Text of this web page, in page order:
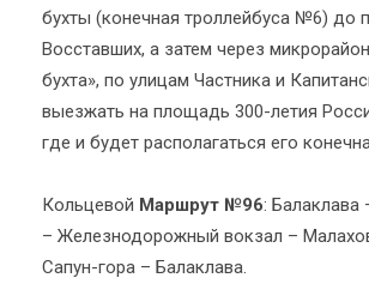
бухты (конечная троллейбуса №6) до
Восставших, а затем через
бухта», по улицам Частника и
выезжать на площадь 300-летия
где и будет располагаться его
Кольцевой Маршрут №96: Балаклава
– Железнодорожный вокзал –
Сапун-гора – Балаклава.